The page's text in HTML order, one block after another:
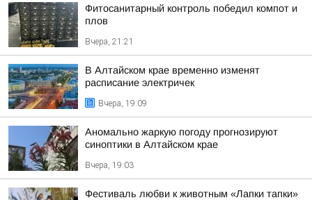
Фитосанитарный контроль победил компот и
плов
Вчера, 21:21
В Алтайском крае временно изменят
расписание электричек
Вчера, 19:09
Аномально жаркую погоду прогнозируют
синоптики в Алтайском крае
Вчера, 19:03
Фестиваль любви к животным «Лапки тапки»